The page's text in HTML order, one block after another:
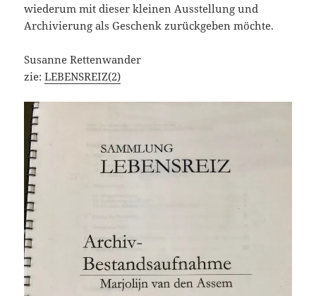
wiederum mit dieser kleinen Ausstellung und
Archivierung als Geschenk zurückgeben möchte.
Susanne Rettenwander
zie:LEBENSREIZ(2)